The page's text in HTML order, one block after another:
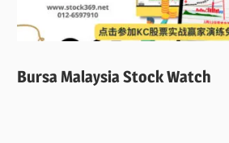
Bursa Malaysia Stock Watch